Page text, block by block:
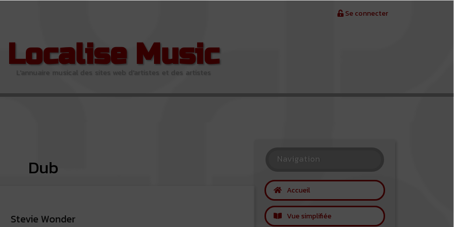
Se connecter
Localise Music
L'annuaire musical des sites web d'artistes et des artistes
Dub
Stevie Wonder
Navigation
Accueil
Vue simplifiée